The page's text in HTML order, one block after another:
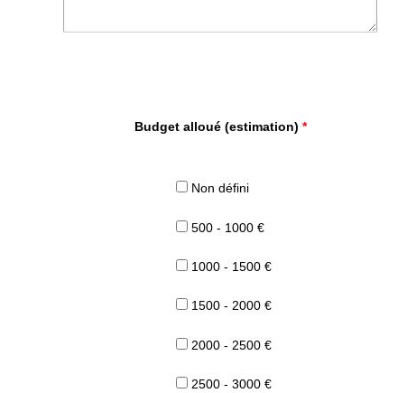
Budget alloué (estimation) *
Non défini
500 - 1000 €
1000 - 1500 €
1500 - 2000 €
2000 - 2500 €
2500 - 3000 €